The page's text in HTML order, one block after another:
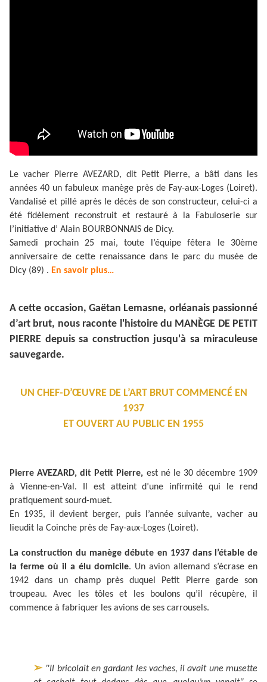
Le vacher Pierre AVEZARD, dit Petit Pierre, a bâti dans les
années 40 un fabuleux manège près de Fay-aux-Loges (Loiret).
Vandalisé et pillé après le décès de son constructeur, celui-ci a
été fidèlement reconstruit et restauré à la Fabuloserie sur
l’initiative d’ Alain BOURBONNAIS de Dicy.
Samedi prochain 25 mai, toute l’équipe fêtera le 30ème
anniversaire de cette renaissance dans le parc du musée de
Dicy (89) . En savoir plus…
A cette occasion, Gaëtan Lemasne, orléanais passionné
d’art brut, nous raconte l'histoire du MANÈGE DE PETIT
PIERRE depuis sa construction jusqu'à sa miraculeuse
sauvegarde.
UN CHEF-D’ŒUVRE DE L’ART BRUT COMMENCÉ EN
1937
ET OUVERT AU PUBLIC EN 1955
Pierre AVEZARD, dit Petit Pierre, est né le 30 décembre 1909
à Vienne-en-Val. Il est atteint d’une infirmité qui le rend
pratiquement sourd-muet.
En 1935, il devient berger, puis l’année suivante, vacher au
lieudit la Coinche près de Fay-aux-Loges (Loiret).
La construction du manège débute en 1937 dans l’étable de
la ferme où il a élu domicile. Un avion allemand s’écrase en
1942 dans un champ près duquel Petit Pierre garde son
troupeau. Avec les tôles et les boulons qu’il récupère, il
commence à fabriquer les avions de ses carrousels.
➢ ʺIl bricolait en gardant les vaches, il avait une musette